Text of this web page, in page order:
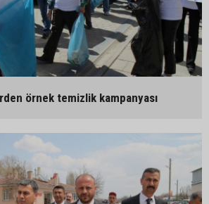
örnek temizlik kampanyası